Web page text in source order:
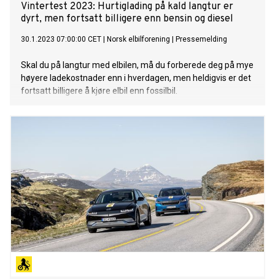
Vintertest 2023: Hurtiglading på kald langtur er
dyrt, men fortsatt billigere enn bensin og diesel
30.1.2023 07:00:00 CET Norsk elbilforening Pressemelding
Skal du på langtur med elbilen, må du forberede deg på mye
høyere ladekostnader enn i hverdagen, men heldigvis er det
fortsatt billigere å kjøre elbil enn fossilbil.